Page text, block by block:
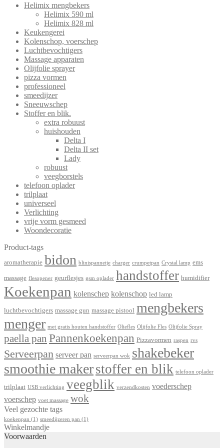
Helimix mengbekers
Helimix 590 ml
Helimix 828 ml
Keukengerei
Kolenschop, voerschep
Luchtbevochtigers
Massage apparaten
Olijfolie sprayer
pizza vormen
professioneel
smeedijzer
Sneeuwschep
Stoffer en blik.
extra robuust
huishouden
Delta I
Delta II set
Lady
robuust
veegborstels
telefoon oplader
trilplaat
universeel
Verlichting
vrije vorm gesmeed
Woondecoratie
Product-tags
aromatherapie bidon blinispannetje charger crumpetpan Crystal lamp ems
massage flesopener geurflesjes gsm oplader handstoffer humidifier
Koekenpan kolenschep kolenschop led lamp
luchtbevochtigers massage gun massage pistool mengbekers
menger met gratis houten handstoffer Oliefles Olijfolie Fles Olijfolie Spray
paella pan Pannenkoekenpan Pizzavormen raspen rvs
Serveerpan serveer pan serveerpan wok shakebeker
smoothie makerstoffer en blik telefoon oplader
trilplaat USB verlichting veegblik verzendkosten voederschep
voerschep voet massage wok
Veel gezochte tags
koekenpan (1) smeedijzeren pan (1)
Winkelmandje
Voorwaarden